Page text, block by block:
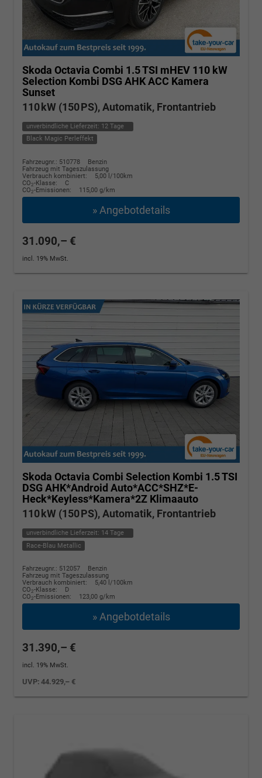
Skoda Octavia Combi 1.5 TSI mHEV 110 kW
Selection Kombi DSG AHK ACC Kamera
Sunset
110 kW (150 PS), Automatik, Frontantrieb
unverbindliche Lieferzeit: 12 Tage
Black Magic Perleffekt
Fahrzeugnr.: 510778
Benzin
Fahrzeug mit Tageszulassung
Verbrauch kombiniert:
5,00 l/100km
CO2-Klasse:
C
CO2-Emissionen: 115,00 g/km
» Angebotdetails
31.090,– €
incl. 19% MwSt.
Skoda Octavia Combi Selection Kombi 1.5 TSI
DSG AHK*Android Auto*ACC*SHZ*E-
Heck*Keyless*Kamera*2Z Klimaauto
110 kW (150 PS), Automatik, Frontantrieb
unverbindliche Lieferzeit: 14 Tage
Race-Blau Metallic
Fahrzeugnr.: 512057
Benzin
Fahrzeug mit Tageszulassung
Verbrauch kombiniert:
5,40 l/100km
CO2-Klasse:
D
CO2-Emissionen: 123,00 g/km
» Angebotdetails
31.390,– €
incl. 19% MwSt.
UVP:44.929,– €